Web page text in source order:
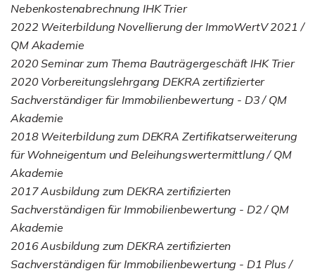
Nebenkostenabrechnung IHK Trier
2022 Weiterbildung Novellierung der ImmoWertV 2021 /
QM Akademie
2020 Seminar zum Thema Bauträgergeschäft IHK Trier
2020 Vorbereitungslehrgang DEKRA zertifizierter
Sachverständiger für Immobilienbewertung - D3 / QM
Akademie
2018 Weiterbildung zum DEKRA Zertifikatserweiterung
für Wohneigentum und Beleihungswertermittlung / QM
Akademie
2017 Ausbildung zum DEKRA zertifizierten
Sachverständigen für Immobilienbewertung - D2 / QM
Akademie
2016 Ausbildung zum DEKRA zertifizierten
Sachverständigen für Immobilienbewertung - D1 Plus /